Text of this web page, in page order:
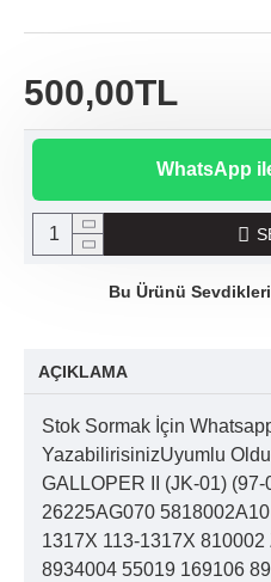
500,00TL
WhatsApp
Bu Ürünü
AÇIKLAMA
Stok Sormak İçin
YazabilirisinizUyumlu
GALLOPER II (JK-01)
26225AG070
1317X 113-1317X
8934004 55019 169106